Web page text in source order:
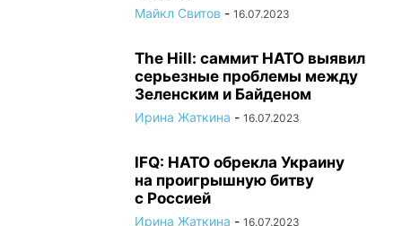
Майкл Свитов - 16.07.2023
The Hill: саммит НАТО выявил
серьезные проблемы между
Зеленским и Байденом
Ирина Жаткина - 16.07.2023
IFQ: НАТО обрекла Украину
на проигрышную битву
с Россией
Ирина Жаткина - 16.07.2023